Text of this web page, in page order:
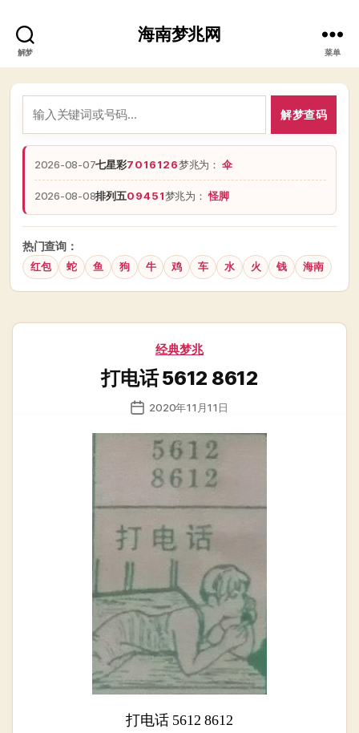
解梦
海南梦兆网
菜单
解梦查码
2026-08-07七星彩7016126梦兆为：伞
2026-08-08排列五09451梦兆为：怪脚
热门查询：
红包 蛇 鱼 狗 牛 鸡 车 水 火 钱 海南
分
经典梦兆
打电话 5612 8612
发
日
2020年11月11日
打电话 5612 8612